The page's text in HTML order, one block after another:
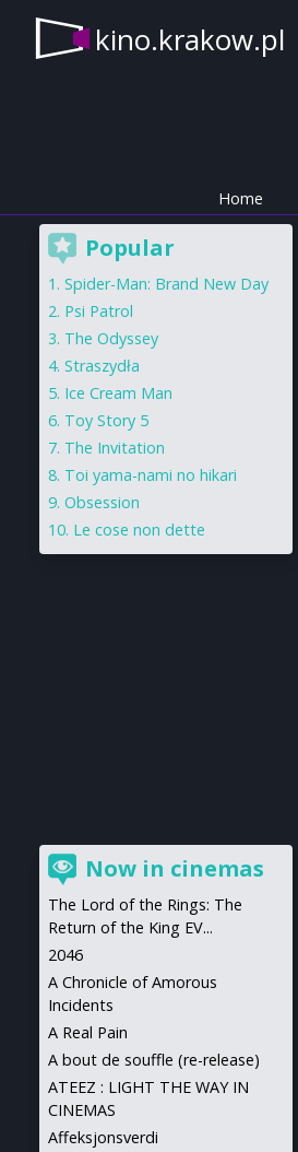
kino.krakow.pl
Home
Popular
Spider-Man: Brand New Day
Psi Patrol
The Odyssey
Straszydła
Ice Cream Man
Toy Story 5
The Invitation
Toi yama-nami no hikari
Obsession
Le cose non dette
Now in cinemas
The Lord of the Rings: The
Return of the King EV...
2046
A Chronicle of Amorous
Incidents
A Real Pain
A bout de souffle (re-release)
ATEEZ : LIGHT THE WAY IN
CINEMAS
Affeksjonsverdi